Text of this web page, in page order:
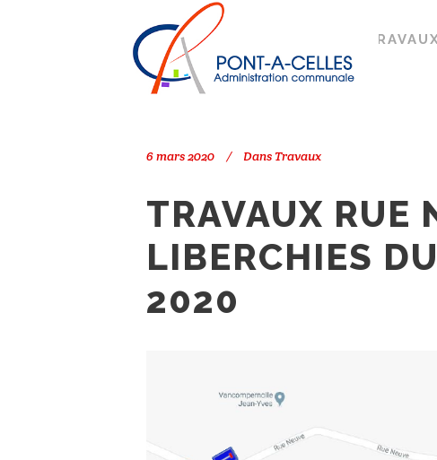
PONT-À-CELLES
6 mars 2020 Dans Travaux
TRAVAUX RUE
LIBERCHIES
2020